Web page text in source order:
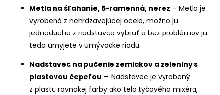
Metla na šľahanie, 5-ramenná, nerez – Metla je
vyrobená z nehrdzavejúcej ocele, možno ju
jednoducho z nadstavca vybrať a bez problémov ju
teda umyjete v umývačke riadu.
Nadstavec na pučenie zemiakov a zeleniny s
plastovou čepeľou – Nadstavec je vyrobený
z plastu rovnakej farby ako telo tyčového mixéra,